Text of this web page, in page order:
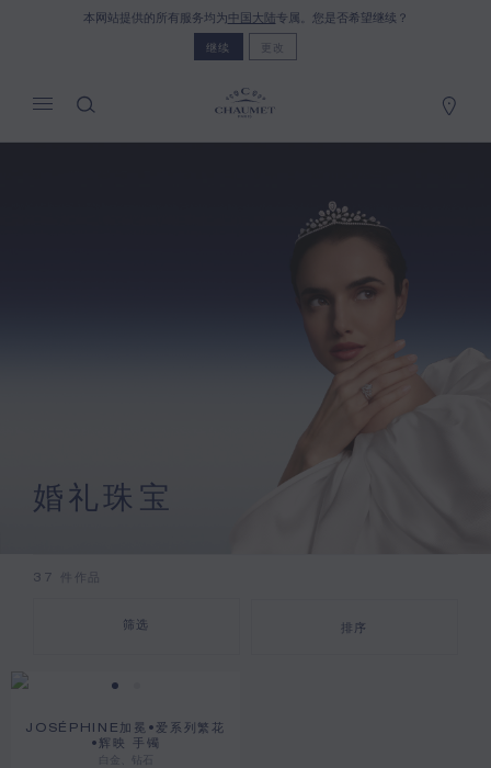
本网站提供的所有服务均为中国大陆专属。您是否希望继续？
继续 更改
婚礼珠宝
筛选
37 件作品
排序
JOSÉPHINE加冕•爱系列繁花
•辉映 手镯
白金、钻石